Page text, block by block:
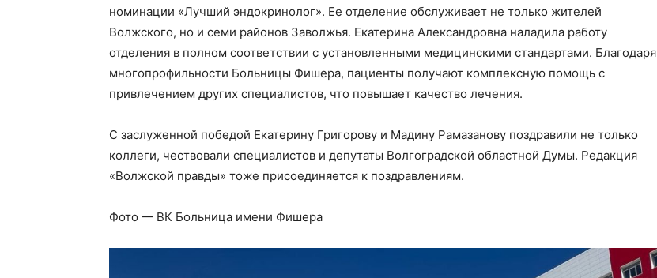
номинации «Лучший эндокринолог». Ее отделение обслуживает не только жителей
Волжского, но и семи районов Заволжья. Екатерина Александровна наладила работу
отделения в полном соответствии с установленными медицинскими стандартами. Благодаря
многопрофильности Больницы Фишера, пациенты получают комплексную помощь с
привлечением других специалистов, что повышает качество лечения.
С заслуженной победой Екатерину Григорову и Мадину Рамазанову поздравили не только
коллеги, чествовали специалистов и депутаты Волгоградской областной Думы. Редакция
«Волжской правды» тоже присоединяется к поздравлениям.
Фото — ВК Больница имени Фишера